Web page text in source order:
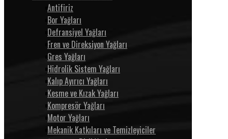
Antifiriz
Bor Yağları
Defransiyel Yağları
Fren ve Direksiyon Yağları
Gres Yağları
Hidrolik Sistem Yağları
Kalıp Ayırıcı Yağları
Kesme ve Kızak Yağları
Kompresör Yağları
Motor Yağları
Mekanik Katkıları ve Temizleyiciler